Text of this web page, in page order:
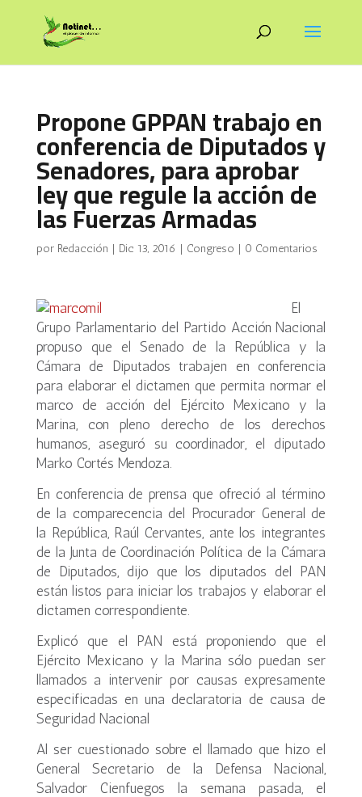
Propone GPPAN trabajo en
conferencia de Diputados y
Senadores, para aprobar
ley que regule la acción de
las Fuerzas Armadas
por Redacción | Dic 13, 2016 | Congreso | 0 Comentarios
El
Grupo Parlamentario del Partido Acción Nacional
propuso que el Senado de la República y la
Cámara de Diputados trabajen en conferencia
para elaborar el dictamen que permita normar el
marco de acción del Ejército Mexicano y la
Marina, con pleno derecho de los derechos
humanos, aseguró su coordinador, el diputado
Marko Cortés Mendoza.
En conferencia de prensa que ofreció al término
de la comparecencia del Procurador General de
la República, Raúl Cervantes, ante los integrantes
de la Junta de Coordinación Política de la Cámara
de Diputados, dijo que los diputados del PAN
están listos para iniciar los trabajos y elaborar el
dictamen correspondiente.
Explicó que el PAN está proponiendo que el
Ejército Mexicano y la Marina sólo puedan ser
llamados a intervenir por causas expresamente
especificadas en una declaratoria de causa de
Seguridad Nacional
Al ser cuestionado sobre el llamado que hizo el
General Secretario de la Defensa Nacional,
Salvador Cienfuegos la semana pasada, el